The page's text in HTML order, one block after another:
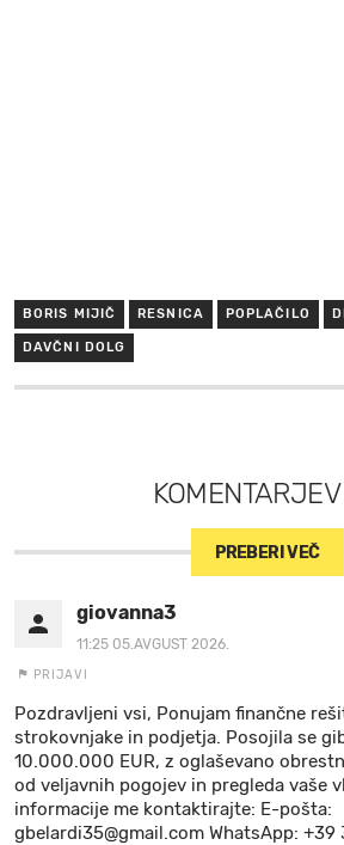
BORIS MIJIČ RESNICA POPLAČILO
DAVČNI DOLG
KOMENTARJEV
PREBERI VEČ
giovanna3
11:25 05.AVGUST 2026.
PRIJAVI
Pozdravljeni vsi, Ponujam finančne
strokovnjake in podjetja. Posojila se
10.000.000 EUR, z oglaševano
od veljavnih pogojev in pregleda vaše
informacije me kontaktirajte: E-pošta:
gbelardi35@gmail.com WhatsApp: